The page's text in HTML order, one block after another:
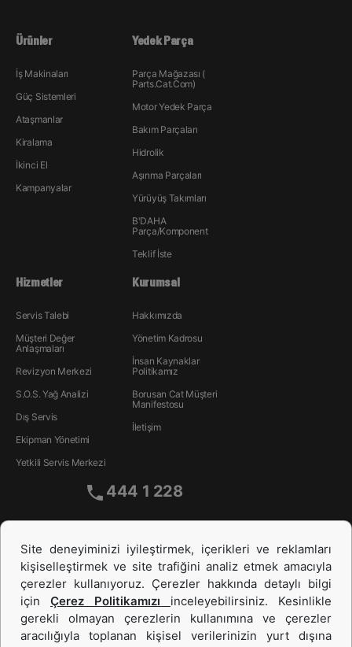
Ürünler
İş Makinaları
Güç Sistemleri
Ataşmanlar
Kiralama
İkinci El
Kampanyalar
Yedek Parça
Parça Mağazası (
Parts.Cat.Com)
Motor Yedek Parça
Bakım Parçaları
Hidrolik
Aşınma Parçaları
Yürüyüş Takımları
B'DAHA
Parça/Komponent
Teklif İste
Hizmetler
Servis Talebi
Müşteri Değer
Anlaşmaları
Revizyon Merkezi
S.O.S. Yağ Analizi
Dış Servis
Ekipman Yönetimi
Yetkili Servis Merkezi
Kurumsal
Hakkımızda
Yönetim Kadrosu
İnsan Kaynakları
Politikamız
Borusan Cat Müşteri
Manifestosu
İletişim
444 1 228
Site deneyiminizi iyileştirmek, içerikleri ve reklamları
kişiselleştirmek ve site trafiğini analiz etmek amacıyla
çerezler kullanıyoruz. Çerezler hakkında detaylı bilgi
için Çerez Politikamızı inceleyebilirsiniz. Kesinlikle
gerekli olmayan çerezlerin kullanımına ve çerezler
aracılığıyla toplanan kişisel verilerinizin yurt dışına